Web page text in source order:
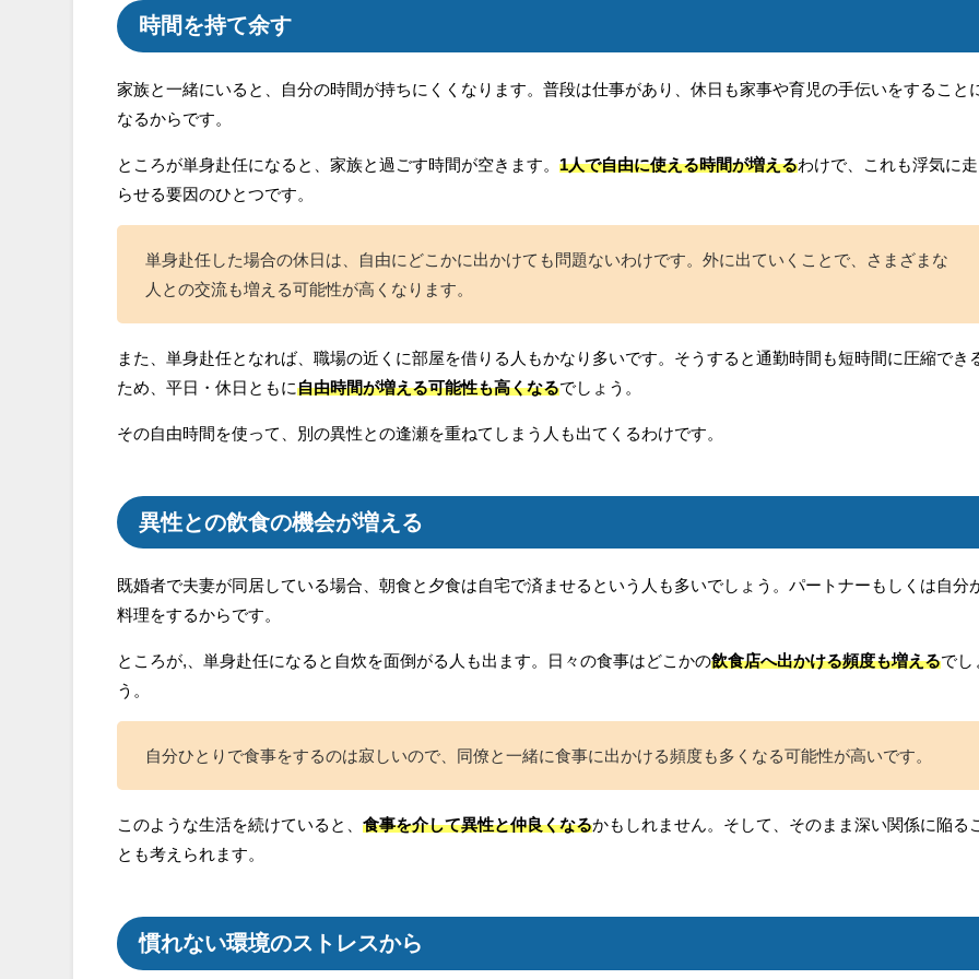
時間を持て余す
家族と一緒にいると、自分の時間が持ちにくくなります。普段は仕事があり、休日も家事や育児の手伝いをすること
なるからです。
ところが単身赴任になると、家族と過ごす時間が空きます。1人で自由に使える時間が増えるわけで、これも浮気に走
らせる要因のひとつです。
単身赴任した場合の休日は、自由にどこかに出かけても問題ないわけです。外に出ていくことで、さまざまな
人との交流も増える可能性が高くなります。
また、単身赴任となれば、職場の近くに部屋を借りる人もかなり多いです。そうすると通勤時間も短時間に圧縮でき
ため、平日・休日ともに自由時間が増える可能性も高くなるでしょう。
その自由時間を使って、別の異性との逢瀬を重ねてしまう人も出てくるわけです。
異性との飲食の機会が増える
既婚者で夫妻が同居している場合、朝食と夕食は自宅で済ませるという人も多いでしょう。パートナーもしくは自分
料理をするからです。
ところが,、単身赴任になると自炊を面倒がる人も出ます。日々の食事はどこかの飲食店へ出かける頻度も増えるでし
う。
自分ひとりで食事をするのは寂しいので、同僚と一緒に食事に出かける頻度も多くなる可能性が高いです。
このような生活を続けていると、食事を介して異性と仲良くなるかもしれません。そして、そのまま深い関係に陥る
とも考えられます。
慣れない環境のストレスから